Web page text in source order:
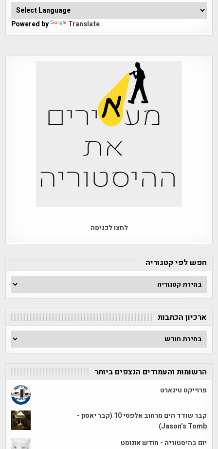
Powered by Translate
לחצו לכניסה
חפש לפי קטגוריה
חפש
לפי
ארכיון הכתבות
ארכיון
הכתבות
הרשומות והעמודים הנצפים ביותר
פרוייקט טיגארט
קבר שודד הים מרחוב אלפסי 10 (קבר יאסון -
Jason’s Tomb)
יום בהיסטוריה - חודש אוגוסט